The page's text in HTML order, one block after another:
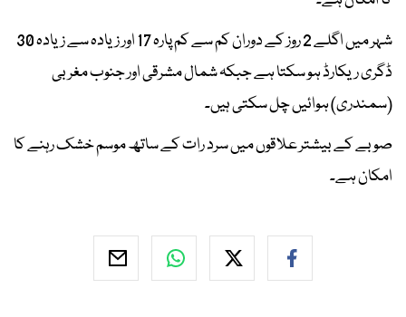
شہر میں اگلے 2 روز کے دوران کم سے کم پارہ 17 اور زیادہ سے زیادہ 30
ڈگری ریکارڈ ہو سکتا ہے جبکہ شمال مشرقی اور جنوب مغربی
(سمندری) ہوائیں چل سکتی ہیں۔
صوبے کے بیشتر علاقوں میں سرد رات کے ساتھ موسم خشک رہنے کا
امکان ہے۔